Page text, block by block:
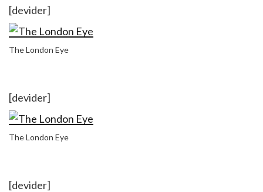
[devider]
The London Eye
[devider]
The London Eye
[devider]